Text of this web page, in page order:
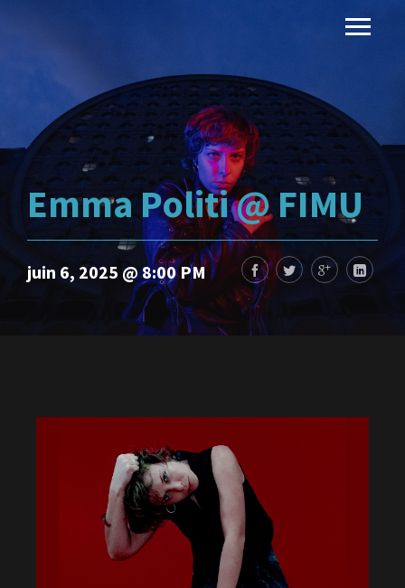
Emma Politi @ FIMU
juin 6, 2025 @ 8:00 PM